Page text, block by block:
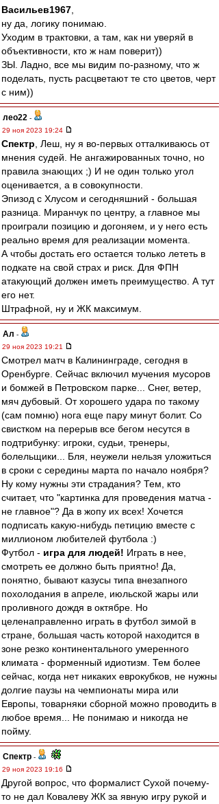
Васильев1967
ну да, логику понимаю.
Уходим в трактовки, а там, как ни уверяй в
объективности, кто ж нам поверит))
ЗЫ. Ладно, все мы видим по-разному, что ж
поделать, пусть расцветают те сто цветов, черт
с ним))
лео22 -
29 ноя 2023 19:24
Спектр , Леш, ну я во-первых отталкиваюсь от
мнения судей. Не ангажированных точно, но
правила знающих ;) И не один только угол
оценивается, а в совокупности.
Эпизод с Хлусом и сегодняшний - большая
разница. Миранчук по центру, а главное мы
проиграли позицию и догоняем, и у него есть
реально время для реализации момента.
А чтобы достать его остается только лететь в
подкате на свой страх и риск. Для ФПН
атакующий должен иметь преимущество. А тут
его нет.
Штрафной, ну и ЖК максимум.
Ал -
29 ноя 2023 19:21
Смотрел матч в Калининграде, сегодня в
Оренбурге. Сейчас включил мучения мусоров
и бомжей в Петровском парке... Снег, ветер,
мяч дубовый. От хорошего удара по такому
(сам помню) нога еще пару минут болит. Со
свистком на перерыв все бегом несутся в
подтрибунку: игроки, судьи, тренеры,
болельщики... Бля, неужели нельзя уложиться
в сроки с середины марта по начало ноября?
Ну кому нужны эти страдания? Тем, кто
считает, что "картинка для проведения матча -
не главное"? Да в жопу их всех! Хочется
подписать какую-нибудь петицию вместе с
миллионом любителей футбола :)
Футбол - игра для людей! Играть в нее,
смотреть ее должно быть приятно! Да,
понятно, бывают казусы типа внезапного
похолодания в апреле, июльской жары или
проливного дождя в октябре. Но
целенаправленно играть в футбол зимой в
стране, большая часть которой находится в
зоне резко континентального умеренного
климата - форменный идиотизм. Тем более
сейчас, когда нет никаких еврокубков, не нужны
долгие паузы на чемпионаты мира или
Европы, товарняки сборной можно проводить в
любое время... Не понимаю и никогда не
пойму.
Спектр -
29 ноя 2023 19:16
Другой вопрос, что формалист Сухой почему-
то не дал Ковалеву ЖК за явную игру рукой и